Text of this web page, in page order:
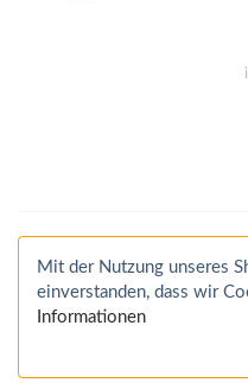
Mit der Nutzung unseres
einverstanden, dass wir
Informationen